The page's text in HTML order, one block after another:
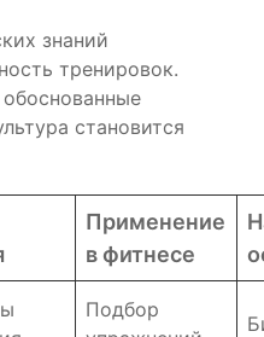
знаний
тренировок.
становится
Применение
в фитнесе
Подбор